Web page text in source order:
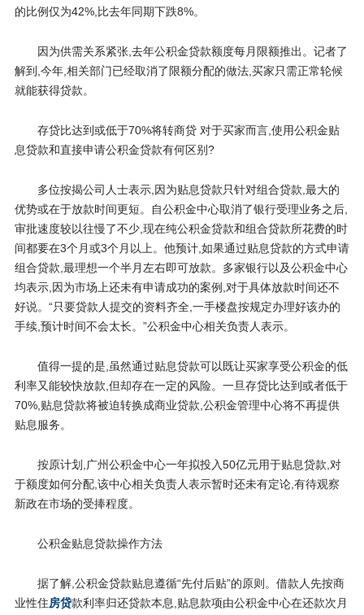
的比例仅为42%,比去年同期下跌8%。
因为供需关系紧张,去年公积金贷款额度每月限额推出。记者了
解到,今年,相关部门已经取消了限额分配的做法,买家只需正常轮候
就能获得贷款。
存贷比达到或低于70%将转商贷 对于买家而言,使用公积金贴
息贷款和直接申请公积金贷款有何区别?
多位按揭公司人士表示,因为贴息贷款只针对组合贷款,最大的
优势或在于放款时间更短。自公积金中心取消了银行受理业务之后,
审批速度较以往慢了不少,现在纯公积金贷款和组合贷款所花费的时
间都要在3个月或3个月以上。他预计,如果通过贴息贷款的方式申请
组合贷款,最理想一个半月左右即可放款。多家银行以及公积金中心
均表示,因为市场上还未有申请成功的案例,对于具体放款时间还不
好说。“只要贷款人提交的资料齐全,一手楼盘按规定办理好该办的
手续,预计时间不会太长。”公积金中心相关负责人表示。
值得一提的是,虽然通过贴息贷款可以既让买家享受公积金的低
利率又能较快放款,但却存在一定的风险。一旦存贷比达到或者低于
70%,贴息贷款将被迫转换成商业贷款,公积金管理中心将不再提供
贴息服务。
按原计划,广州公积金中心一年拟投入50亿元用于贴息贷款,对
于额度如何分配,该中心相关负责人表示暂时还未有定论,有待观察
新政在市场的受捧程度。
公积金贴息贷款操作方法
据了解,公积金贷款贴息遵循“先付后贴”的原则。借款人先按商
业性住房贷款利率归还贷款本息,贴息款项由公积金中心在还款次月